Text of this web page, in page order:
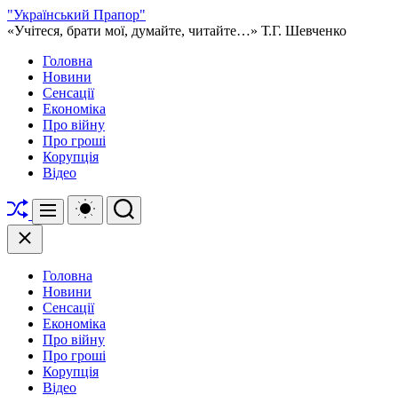
Перейти
до
"Український Прапор"
«Учітеся, брати мої, думайте, читайте…» Т.Г. Шевченко
Головна
Новини
Сенсації
Економіка
Про війну
Про гроші
Корупція
Відео
Перетасувати
Меню
Перемикач
кольорового
Пошук
Закрити
Головна
Новини
Сенсації
Економіка
Про війну
Про гроші
Корупція
Відео